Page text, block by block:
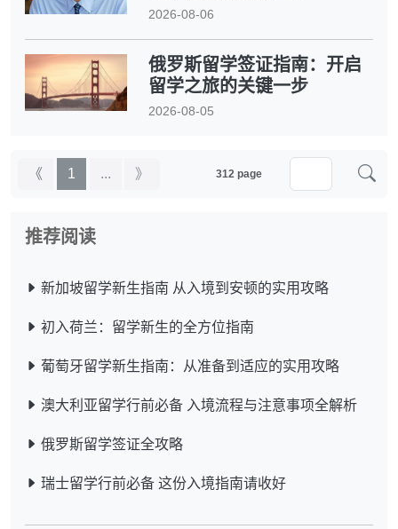
2026-08-06
俄罗斯留学签证指南：开启
留学之旅的关键一步
2026-08-05
《 1 ... 》 312 page
推荐阅读
新加坡留学新生指南 从入境到安顿的实用攻略
初入荷兰：留学新生的全方位指南
葡萄牙留学新生指南：从准备到适应的实用攻略
澳大利亚留学行前必备 入境流程与注意事项全解析
俄罗斯留学签证全攻略
瑞士留学行前必备 这份入境指南请收好